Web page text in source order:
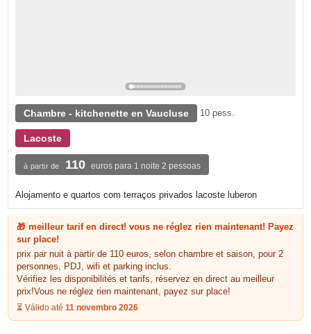
Chambre - kitchenette en Vaucluse 10 pess.
Lacoste
à partir de 110 euros para 1 noite 2 pessoas
Alojamento e quartos com terraços privados lacoste luberon
🎁 meilleur tarif en direct! vous ne réglez rien maintenant! Payez
sur place!
prix par nuit à partir de 110 euros, selon chambre et saison, pour 2
personnes, PDJ, wifi et parking inclus.
Vérifiez les disponibilités et tarifs, réservez en direct au meilleur
prix!Vous ne réglez rien maintenant, payez sur place!
⏳ Válido até11 novembro 2026